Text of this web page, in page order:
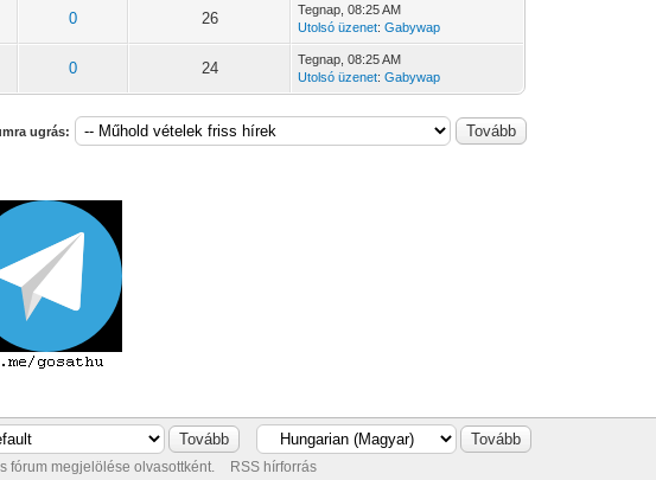
0 26 Tegnap , 08:25 AM
Utolsó üzenet:Gabywap
0 24 Tegnap , 08:25 AM
Utolsó üzenet:Gabywap
ugrás:
fórum megjelölése olvasottként. RSS hírforrás